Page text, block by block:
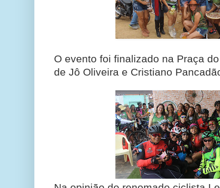
O evento foi finalizado na Praça
de Jô Oliveira e Cristiano